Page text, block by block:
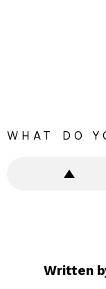
WHAT DO
Written